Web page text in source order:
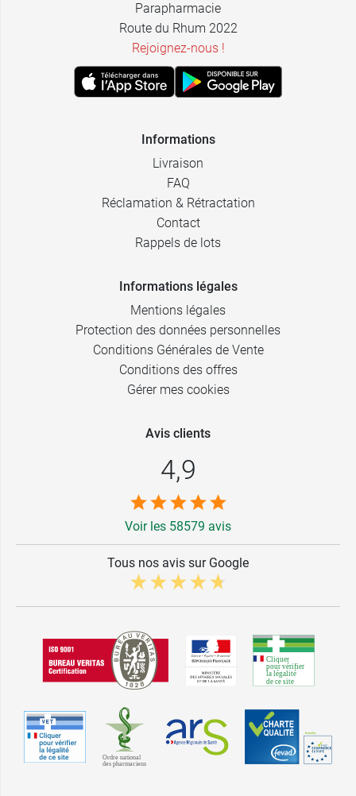
Parapharmacie
Route du Rhum 2022
Rejoignez-nous !
Informations
Livraison
FAQ
Réclamation & Rétractation
Contact
Rappels de lots
Informations légales
Mentions légales
Protection des données personnelles
Conditions Générales de Vente
Conditions des offres
Gérer mes cookies
Avis clients
4,9
Voir les 58579 avis
Tous nos avis sur Google